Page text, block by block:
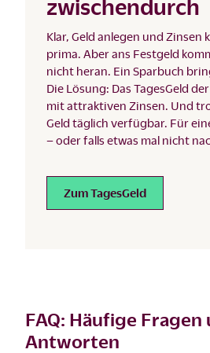
zwischendurch
Klar, Geld anlegen und Zinsen
prima. Aber ans Festgeld
nicht heran. Ein Sparbuch
Die Lösung: Das TagesGeld
mit attraktiven Zinsen. Und
Geld täglich verfügbar. Für
– oder falls etwas mal nicht
Zum TagesGeld
FAQ: Häufige Fragen
Antworten